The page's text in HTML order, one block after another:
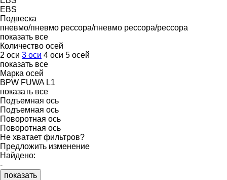
EBS
Подвеска
пневмо/пневмо рессора/пневмо рессора/рессора
показать все
Количество осей
2 оси 3 оси 4 оси 5 осей
показать все
Марка осей
BPW FUWA L1
показать все
Подъемная ось
Подъемная ось
Поворотная ось
Поворотная ось
Не хватает фильтров?
Предложить изменение
Найдено:
-
показать